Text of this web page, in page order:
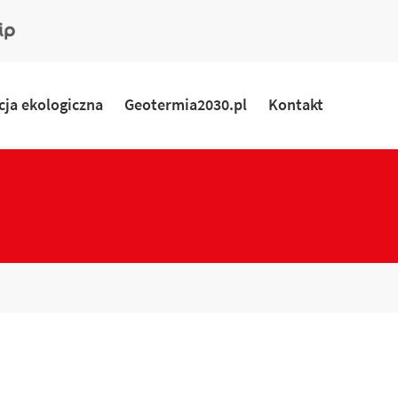
ekologiczna Geotermia2030.pl Kontakt